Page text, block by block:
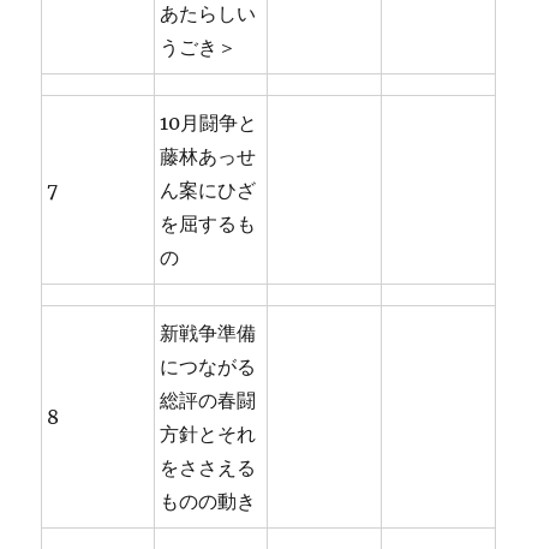
あたらしい
うごき＞
7
10月闘争と
藤林あっせ
ん案にひざ
を屈するも
の
8
新戦争準備
につながる
総評の春闘
方針とそれ
をささえる
ものの動き